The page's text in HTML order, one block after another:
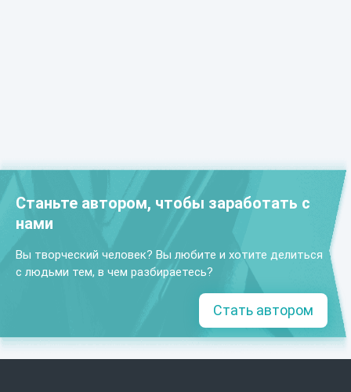
Станьте автором, чтобы заработать с
нами
Вы творческий человек? Вы любите и хотите делиться
с людьми тем, в чем разбираетесь?
Стать автором